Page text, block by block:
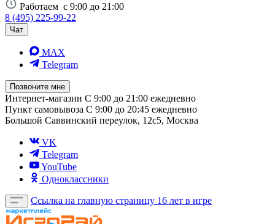
Работаем с 9:00 до 21:00
8 (495) 225-99-22
Чат
MAX
Telegram
Позвоните мне
Интернет-магазин С 9:00 до 21:00 ежедневно
Пункт самовывоза С 9:00 до 20:45 ежедневно
Большой Саввинский переулок, 12с5, Москва
VK
Telegram
YouTube
Одноклассники
Ссылка на главную страницу 16 лет в игре